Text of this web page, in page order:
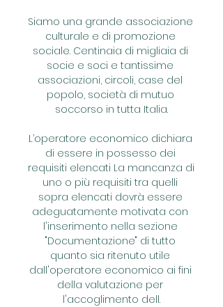
Siamo una grande associazione
culturale e di promozione
sociale. Centinaia di migliaia di
socie e soci e tantissime
associazioni, circoli, case del
popolo, società di mutuo
soccorso in tutta Italia.
L’operatore economico dichiara
di essere in possesso dei
requisiti elencati La mancanza di
uno o più requisiti tra quelli
sopra elencati dovrà essere
adeguatamente motivata con
l'inserimento nella sezione
"Documentazione" di tutto
quanto sia ritenuto utile
dall'operatore economico ai fini
della valutazione per
l'accoglimento dell.